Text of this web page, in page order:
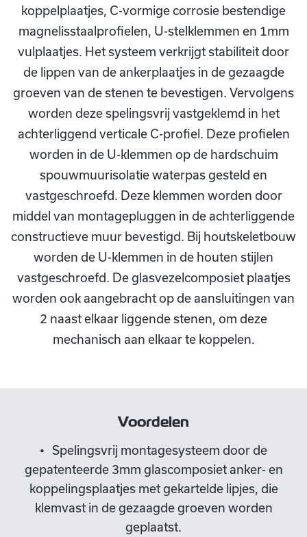
koppelplaatjes, C-vormige corrosie bestendige
magnelisstaalprofielen, U-stelklemmen en 1mm
vulplaatjes. Het systeem verkrijgt stabiliteit door
de lippen van de ankerplaatjes in de gezaagde
groeven van de stenen te bevestigen. Vervolgens
worden deze spelingsvrij vastgeklemd in het
achterliggend verticale C-profiel. Deze profielen
worden in de U-klemmen op de hardschuim
spouwmuurisolatie waterpas gesteld en
vastgeschroefd. Deze klemmen worden door
middel van montagepluggen in de achterliggende
constructieve muur bevestigd. Bij houtskeletbouw
worden de U-klemmen in de houten stijlen
vastgeschroefd. De glasvezelcomposiet plaatjes
worden ook aangebracht op de aansluitingen van
2 naast elkaar liggende stenen, om deze
mechanisch aan elkaar te koppelen.
Voordelen
Spelingsvrij montagesysteem door de
gepatenteerde 3mm glascomposiet anker- en
koppelingsplaatjes met gekartelde lipjes, die
klemvast in de gezaagde groeven worden
geplaatst.